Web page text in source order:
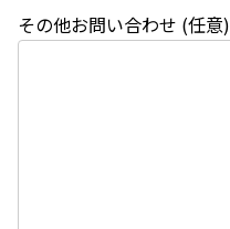
その他お問い合わせ (任意)